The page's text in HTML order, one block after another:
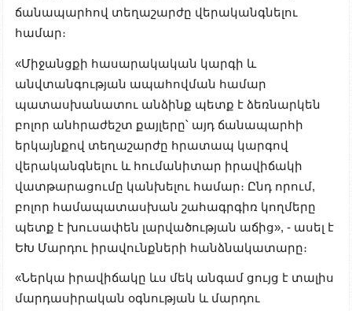
ճանապարհով տեղաշարժը վերականգնելու
համար։
«Միջանցքի հասարակական կարգի և
անվտանգության ապահովման համար
պատասխանատու անձինք պետք է ձեռնարկեն
բոլոր անհրաժեշտ քայլերը՝ այդ ճանապարհի
երկայնքով տեղաշարժը հրատապ կարգով
վերականգնելու և հումանիտար իրավիճակի
վատթարացումը կանխելու համար։ Ընդ որում,
բոլոր համապատասխան շահագրգիռ կողմերը
պետք է խուսափեն լարվածության աճից», - ասել է
ԵԽ Մարդու իրավունքների հանձնակատարը։
«Ներկա իրավիճակը ևս մեկ անգամ ցույց է տալիս
մարդասիրական օգնության և մարդու